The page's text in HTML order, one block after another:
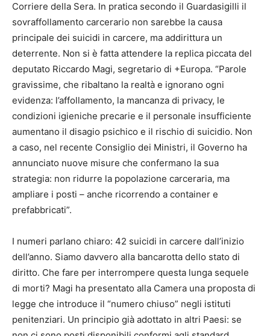
Corriere della Sera. In pratica secondo il Guardasigilli il
sovraffollamento carcerario non sarebbe la causa
principale dei suicidi in carcere, ma addirittura un
deterrente. Non si è fatta attendere la replica piccata del
deputato Riccardo Magi, segretario di +Europa. “Parole
gravissime, che ribaltano la realtà e ignorano ogni
evidenza: l’affollamento, la mancanza di privacy, le
condizioni igieniche precarie e il personale insufficiente
aumentano il disagio psichico e il rischio di suicidio. Non
a caso, nel recente Consiglio dei Ministri, il Governo ha
annunciato nuove misure che confermano la sua
strategia: non ridurre la popolazione carceraria, ma
ampliare i posti – anche ricorrendo a container e
prefabbricati”.
I numeri parlano chiaro: 42 suicidi in carcere dall’inizio
dell’anno. Siamo davvero alla bancarotta dello stato di
diritto. Che fare per interrompere questa lunga sequele
di morti? Magi ha presentato alla Camera una proposta di
legge che introduce il “numero chiuso” negli istituti
penitenziari. Un principio già adottato in altri Paesi: se